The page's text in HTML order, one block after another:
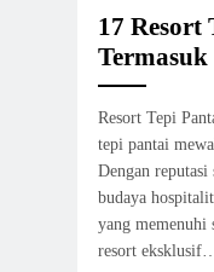
17 Resort
Resort Tepi
tepi pantai
Dengan
budaya
yang memenuhi
resort